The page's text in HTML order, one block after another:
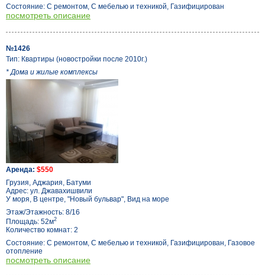
Состояние: С ремонтом, С мебелью и техникой, Газифицирован
посмотреть описание
№1426
Тип: Квартиры (новостройки после 2010г.)
* Дома и жилые комплексы
Аренда: $550
Грузия, Аджария, Батуми
Адрес: ул. Джавахишвили
У моря, В центре, "Новый бульвар", Вид на море
Этаж/Этажность: 8/16
Площадь: 52м2
Количество комнат: 2
Состояние: С ремонтом, С мебелью и техникой, Газифицирован, Газовое
отопление
посмотреть описание